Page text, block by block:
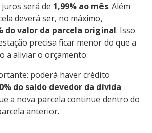
será de 1,99% ao mês. Além
deverá ser, no máximo,
do valor da parcela original. Isso
precisa ficar menor do que a
a aliviar o orçamento.
poderá haver crédito
do saldo devedor da dívida
a nova parcela continue dentro do
anterior.